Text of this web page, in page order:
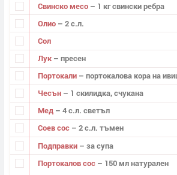
Свинско месо – 1 кг свински ребра
Олио – 2 с.л.
Сол
Лук – пресен
Портокали – портокалова кора на
Чесън – 1 скилидка, счукана
Мед – 4 с.л. светъл
Соев сос – 2 с.л. тъмен
Подправки – за супа
Портокалов сос – 150 мл натурален